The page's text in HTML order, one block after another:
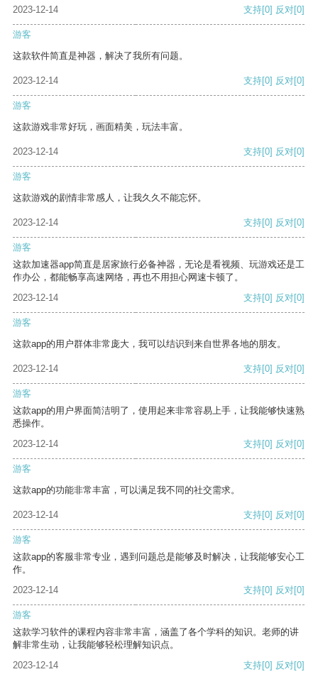
2023-12-14
支持[0] 反对[0]
游客
这款软件简直是神器，解决了我所有问题。
2023-12-14 支持[0] 反对[0]
游客
这款游戏非常好玩，画面精美，玩法丰富。
2023-12-14 支持[0] 反对[0]
游客
这款游戏的剧情非常感人，让我久久不能忘怀。
2023-12-14 支持[0] 反对[0]
游客
这款加速器app简直是居家旅行必备神器，无论是看视频、玩游戏还是工
作办公，都能畅享高速网络，再也不用担心网速卡顿了。
2023-12-14
支持[0] 反对[0]
游客
这款app的用户群体非常庞大，我可以结识到来自世界各地的朋友。
2023-12-14 支持[0] 反对[0]
游客
这款app的用户界面简洁明了，使用起来非常容易上手，让我能够快速熟
悉操作。
2023-12-14
支持[0] 反对[0]
游客
这款app的功能非常丰富，可以满足我不同的社交需求。
2023-12-14 支持[0] 反对[0]
游客
这款app的客服非常专业，遇到问题总是能够及时解决，让我能够安心工
作。
2023-12-14
支持[0] 反对[0]
游客
这款学习软件的课程内容非常丰富，涵盖了各个学科的知识。老师的讲
解非常生动，让我能够轻松理解知识点。
2023-12-14
支持[0] 反对[0]